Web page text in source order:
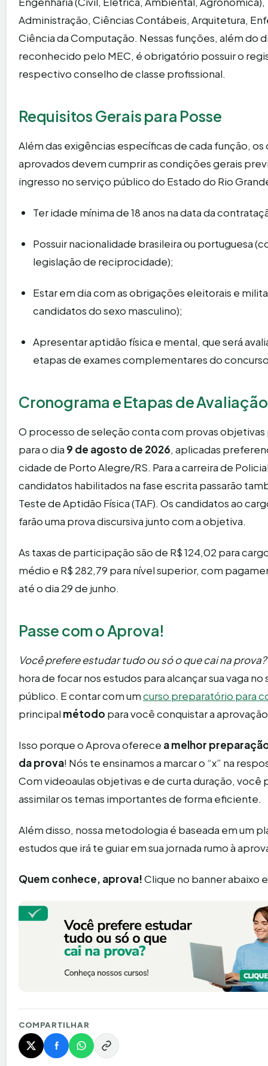
Administração, Ciências Contábeis, Arquitetura,
Ciência da Computação. Nessas funções, além do
reconhecido pelo MEC, é obrigatório possuir o
respectivo conselho de classe profissional.
Requisitos Gerais para Posse
Além das exigências específicas de cada função,
aprovados devem cumprir as condições gerais
ingresso no serviço público do Estado do Rio
Ter idade mínima de 18 anos na data da
Possuir nacionalidade brasileira ou portuguesa
legislação de reciprocidade);
Estar em dia com as obrigações eleitorais e
candidatos do sexo masculino);
Apresentar aptidão física e mental, que será
etapas de exames complementares do
Cronograma e Etapas de Avaliação
O processo de seleção conta com provas objetivas
para o dia 9 de agosto de 2026, aplicadas
cidade de Porto Alegre/RS. Para a carreira de
candidatos habilitados na fase escrita passarão
Teste de Aptidão Física (TAF). Os candidatos ao
farão uma prova discursiva junto com a objetiva.
As taxas de participação são de R$ 124,02 para
médio e R$ 282,79 para nível superior, com
até o dia 29 de junho.
Passe com o Aprova!
Você prefere estudar tudo ou só o que cai na prova?
hora de focar nos estudos para alcançar sua vaga no
público. E contar com umcurso preparatório para
principal método para você conquistar a
Isso porque o Aprova oferece a melhor
da prova! Nós te ensinamos a marcar o “x” na
Com videoaulas objetivas e de curta duração, você
assimilar os temas importantes de forma eficiente.
Além disso, nossa metodologia é baseada em um
estudos que irá te guiar em sua jornada rumo à
Quem conhece, aprova!Clique no banner abaixo
COMPARTILHAR